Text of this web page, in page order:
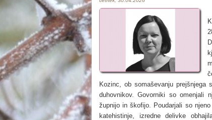
Kozinc, ob somaševanju prejšnjega
duhovnikov. Govorniki so omenjali
župnijo in škofijo. Poudarjali so
katehistinje, izredne delivke